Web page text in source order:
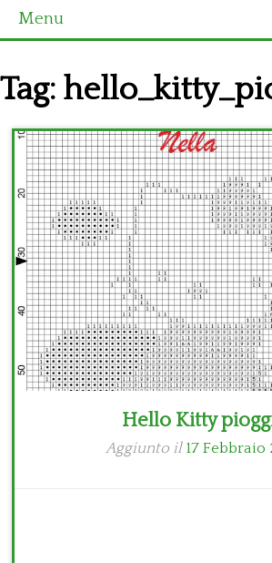
Menu
Ultimi schemi
Alfabeto
Bambini
Disney
Thun
Tag:
Hello Kitty
Aggiunto il 17 Febbraio